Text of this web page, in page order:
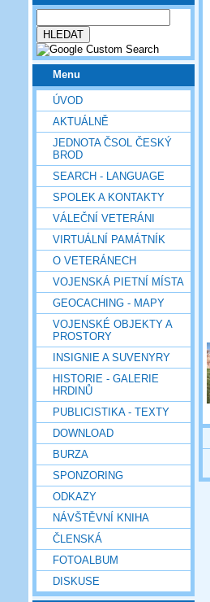
Menu
ÚVOD
AKTUÁLNĚ
JEDNOTA ČSOL ČESKÝ
BROD
SEARCH - LANGUAGE
SPOLEK A KONTAKTY
VÁLEČNÍ VETERÁNI
VIRTUÁLNÍ PAMÁTNÍK
O VETERÁNECH
VOJENSKÁ PIETNÍ MÍSTA
GEOCACHING - MAPY
VOJENSKÉ OBJEKTY A
PROSTORY
INSIGNIE A SUVENYRY
HISTORIE - GALERIE
HRDINŮ
PUBLICISTIKA - TEXTY
DOWNLOAD
BURZA
SPONZORING
ODKAZY
NÁVŠTĚVNÍ KNIHA
ČLENSKÁ
FOTOALBUM
DISKUSE